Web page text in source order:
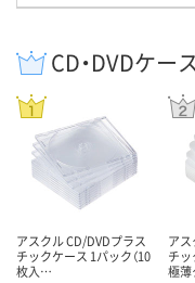
CD・DVDケ
アスクル CD/DVDプラス
チックケース 1パック（10
枚入…
アス
チ
極